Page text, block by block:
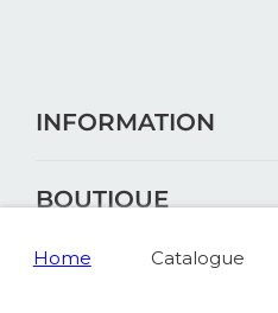
INFORMATION
BOUTIQUE
MA COMMANDE
Home Catalogue